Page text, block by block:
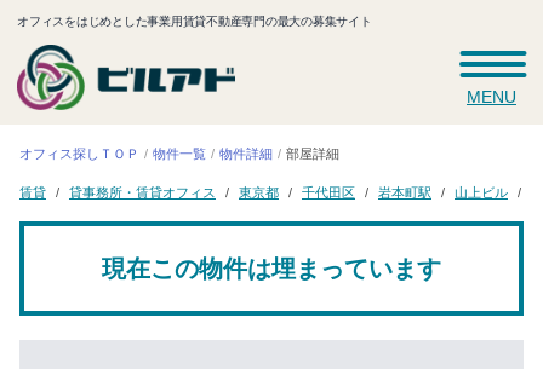
オフィスをはじめとした事業用賃貸不動産専門の最大の募集サイト
MENU
オフィス探しＴＯＰ 物件一覧 物件詳細 部屋詳細
賃貸 貸事務所・賃貸オフィス 東京都 千代田区 岩本町駅 山上ビル
現在この物件は埋まっています